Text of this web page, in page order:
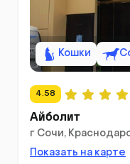
Кошки
4.58
Айболит
г Сочи,
Показать на карте